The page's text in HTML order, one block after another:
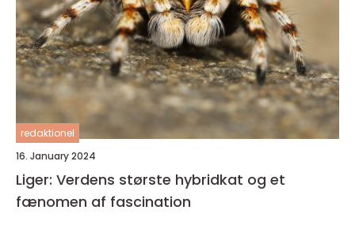
redaktionel
16. January 2024
Liger: Verdens største hybridkat og et
fænomen af fascination